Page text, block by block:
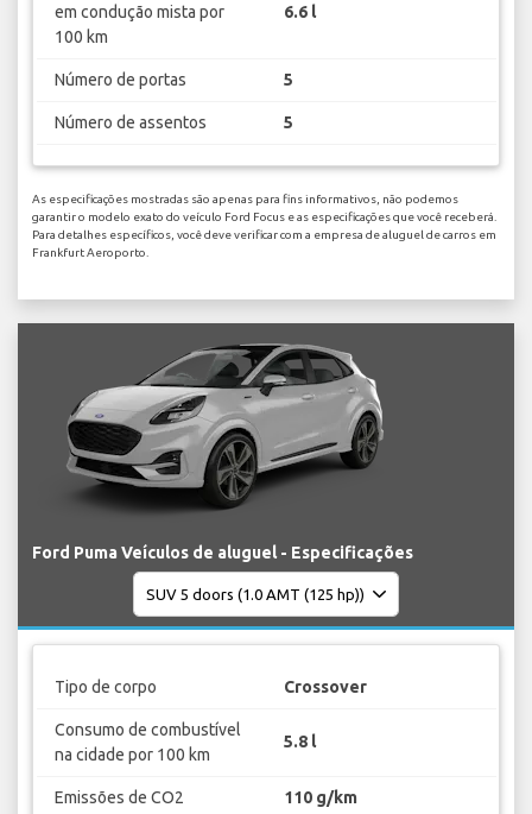
em condução mista por
100 km
6.6 l
Número de portas 5
Número de assentos 5
As especificações mostradas são apenas para fins informativos, não podemos
garantir o modelo exato do veículo Ford Focus e as especificações que você receberá.
Para detalhes específicos, você deve verificar com a empresa de aluguel de carros em
Frankfurt Aeroporto.
Ford Puma Veículos de aluguel - Especificações
Tipo de corpo Crossover
Consumo de combustível
na cidade por 100 km
5.8 l
Emissões de CO2 110 g/km